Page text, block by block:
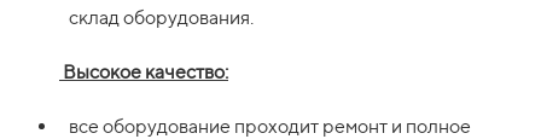
склад оборудования.
Высокое качество:
все оборудование проходит ремонт и полное